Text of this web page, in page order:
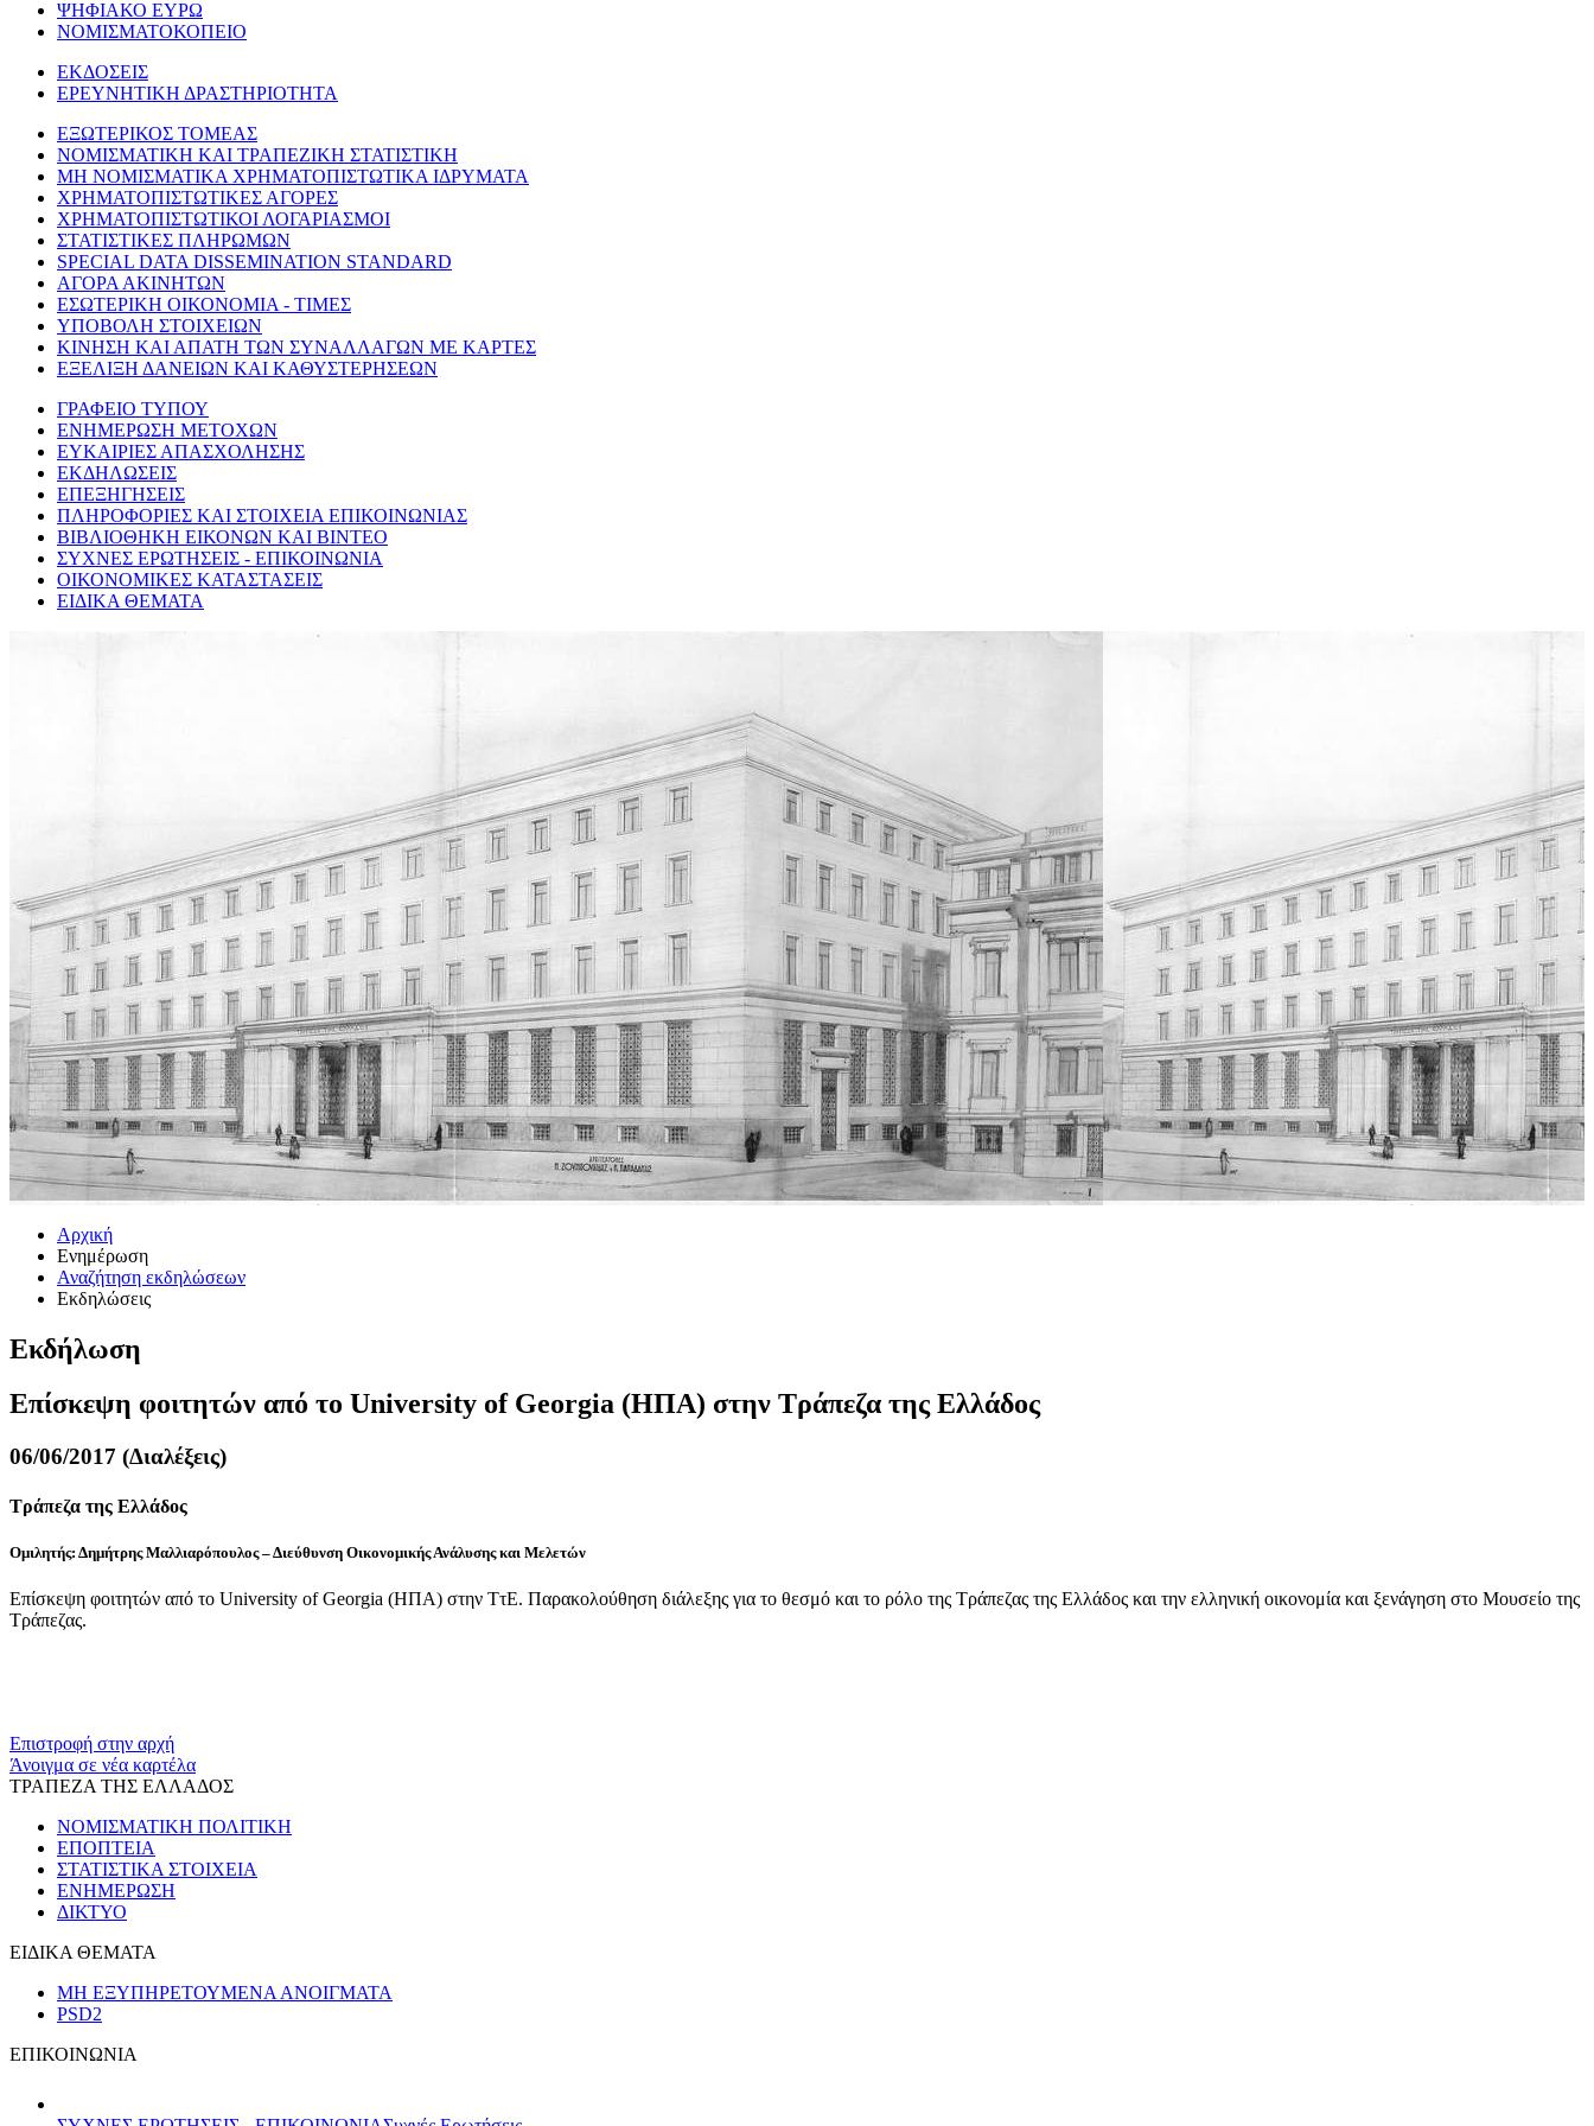
ΨΗΦΙΑΚΟ ΕΥΡΩ
ΝΟΜΙΣΜΑΤΟΚΟΠΕΙΟ
ΕΚΔΟΣΕΙΣ
ΕΡΕΥΝΗΤΙΚΗ ΔΡΑΣΤΗΡΙΟΤΗΤΑ
ΕΞΩΤΕΡΙΚΟΣ ΤΟΜΕΑΣ
ΝΟΜΙΣΜΑΤΙΚΗ ΚΑΙ ΤΡΑΠΕΖΙΚΗ ΣΤΑΤΙΣΤΙΚΗ
ΜΗ ΝΟΜΙΣΜΑΤΙΚΑ ΧΡΗΜΑΤΟΠΙΣΤΩΤΙΚΑ ΙΔΡΥΜΑΤΑ
ΧΡΗΜΑΤΟΠΙΣΤΩΤΙΚΕΣ ΑΓΟΡΕΣ
ΧΡΗΜΑΤΟΠΙΣΤΩΤΙΚΟΙ ΛΟΓΑΡΙΑΣΜΟΙ
ΣΤΑΤΙΣΤΙΚΕΣ ΠΛΗΡΩΜΩΝ
SPECIAL DATA DISSEMINATION STANDARD
ΑΓΟΡΑ ΑΚΙΝΗΤΩΝ
ΕΣΩΤΕΡΙΚΗ ΟΙΚΟΝΟΜΙΑ - ΤΙΜΕΣ
ΥΠΟΒΟΛΗ ΣΤΟΙΧΕΙΩΝ
ΚΙΝΗΣΗ ΚΑΙ ΑΠΑΤΗ ΤΩΝ ΣΥΝΑΛΛΑΓΩΝ ΜΕ ΚΑΡΤΕΣ
ΕΞΕΛΙΞΗ ΔΑΝΕΙΩΝ ΚΑΙ ΚΑΘΥΣΤΕΡΗΣΕΩΝ
ΓΡΑΦΕΙΟ ΤΥΠΟΥ
ΕΝΗΜΕΡΩΣΗ ΜΕΤΟΧΩΝ
ΕΥΚΑΙΡΙΕΣ ΑΠΑΣΧΟΛΗΣΗΣ
ΕΚΔΗΛΩΣΕΙΣ
ΕΠΕΞΗΓΗΣΕΙΣ
ΠΛΗΡΟΦΟΡΙΕΣ ΚΑΙ ΣΤΟΙΧΕΙΑ ΕΠΙΚΟΙΝΩΝΙΑΣ
ΒΙΒΛΙΟΘΗΚΗ ΕΙΚΟΝΩΝ ΚΑΙ ΒΙΝΤΕΟ
ΣΥΧΝΕΣ ΕΡΩΤΗΣΕΙΣ - ΕΠΙΚΟΙΝΩΝΙΑ
ΟΙΚΟΝΟΜΙΚΕΣ ΚΑΤΑΣΤΑΣΕΙΣ
ΕΙΔΙΚΑ ΘΕΜΑΤΑ
Αρχική
Ενημέρωση
Αναζήτηση εκδηλώσεων
Εκδηλώσεις
Εκδήλωση
Επίσκεψη φοιτητών από το University of Georgia (ΗΠΑ) στην Τράπεζα της Ελλάδος
06/06/2017 (Διαλέξεις)
Τράπεζα της Ελλάδος
Ομιλητής: Δημήτρης Μαλλιαρόπουλος – Διεύθυνση Οικονομικής Ανάλυσης και Μελετών
Επίσκεψη φοιτητών από το University of Georgia (ΗΠΑ) στην ΤτΕ. Παρακολούθηση διάλεξης για το θεσμό και το ρόλο της Τράπεζας της Ελλάδος και την ελληνική οικονομία και ξενάγηση στο Μουσείο της
Τράπεζας.
Επιστροφή στην αρχή
Άνοιγμα σε νέα καρτέλα
ΤΡΑΠΕΖΑ ΤΗΣ ΕΛΛΑΔΟΣ
ΝΟΜΙΣΜΑΤΙΚΗ ΠΟΛΙΤΙΚΗ
ΕΠΟΠΤΕΙΑ
ΣΤΑΤΙΣΤΙΚΑ ΣΤΟΙΧΕΙΑ
ΕΝΗΜΕΡΩΣΗ
ΔΙΚΤΥΟ
ΕΙΔΙΚΑ ΘΕΜΑΤΑ
ΜΗ ΕΞΥΠΗΡΕΤΟΥΜΕΝΑ ΑΝΟΙΓΜΑΤΑ
PSD2
ΕΠΙΚΟΙΝΩΝΙΑ